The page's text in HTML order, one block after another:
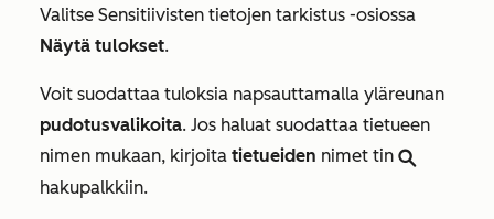
Valitse Sensitiivisten tietojen tarkistus -osiossa
Näytä tulokset.
Voit suodattaa tuloksia napsauttamalla yläreunan
pudotusvalikoita. Jos haluat suodattaa tietueen
nimen mukaan, kirjoita tietueiden nimet tin searchIcon
hakupalkkiin.